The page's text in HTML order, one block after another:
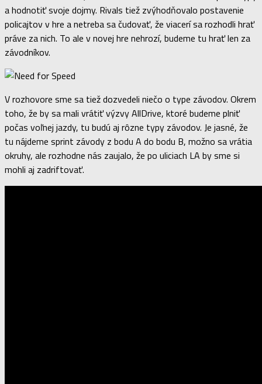
a hodnotiť svoje dojmy. Rivals tiež zvýhodňovalo postavenie
policajtov v hre a netreba sa čudovať, že viacerí sa rozhodli hrať
práve za nich. To ale v novej hre nehrozí, budeme tu hrať len za
závodníkov.
V rozhovore sme sa tiež dozvedeli niečo o type závodov. Okrem
toho, že by sa mali vrátiť výzvy AllDrive, ktoré budeme plniť
počas voľnej jazdy, tu budú aj rôzne typy závodov. Je jasné, že
tu nájdeme sprint závody z bodu A do bodu B, možno sa vrátia
okruhy, ale rozhodne nás zaujalo, že po uliciach LA by sme si
mohli aj zadriftovať.